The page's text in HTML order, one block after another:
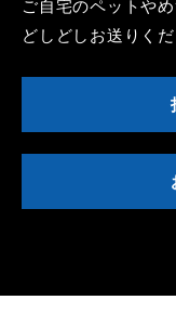
ご自宅のペットや
どしどしお送りくだ